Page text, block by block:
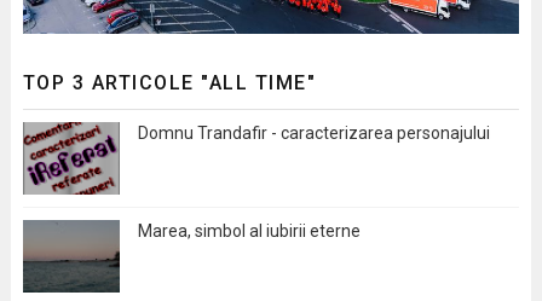
TOP 3 ARTICOLE "ALL TIME"
Domnu Trandafir - caracterizarea personajului
Marea, simbol al iubirii eterne